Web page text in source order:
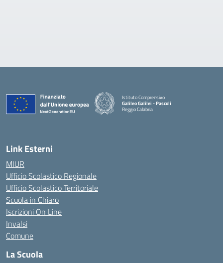
Istituto Comprensivo
Galileo Galilei - Pascoli
Reggio Calabria
Link Esterni
MIUR
Ufficio Scolastico Regionale
Ufficio Scolastico Territoriale
Scuola in Chiaro
Iscrizioni On Line
Invalsi
Comune
La Scuola